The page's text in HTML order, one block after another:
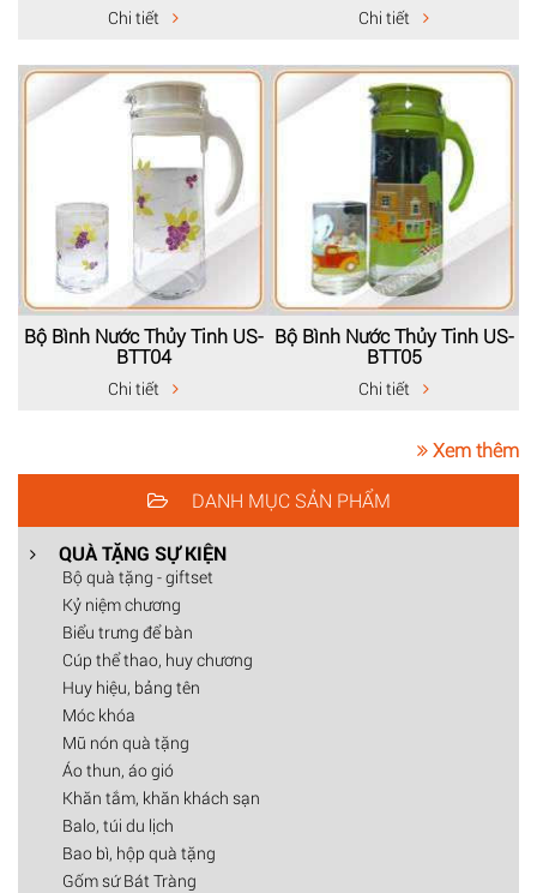
Chi tiết Chi tiết
Bộ Bình Nước Thủy Tinh US-
BTT04
Chi tiết
Bộ Bình Nước Thủy Tinh US-
BTT05
Chi tiết
Xem thêm
DANH MỤC SẢN PHẨM
QUÀ TẶNG SỰ KIỆN
Bộ quà tặng - giftset
Kỷ niệm chương
Biểu trưng để bàn
Cúp thể thao, huy chương
Huy hiệu, bảng tên
Móc khóa
Mũ nón quà tặng
Áo thun, áo gió
Khăn tắm, khăn khách sạn
Balo, túi du lịch
Bao bì, hộp quà tặng
Gốm sứ Bát Tràng